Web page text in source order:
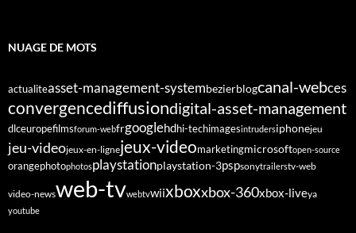
NUAGE DE MOTS
actualiteasset-management-systembezierblogcanal-webces
convergencediffusiondigital-asset-management
dlceuropefilmsforum-webfrgooglehdhi-techimagesintrudersiphonejeu
jeu-videojeux-en-lignejeux-videomarketingmicrosoftopen-source
orangephotophotosplaystationplaystation-3pspsonytrailerstv-web
video-newsweb-tvwebtvwiixboxxbox-360xbox-liveya
youtube